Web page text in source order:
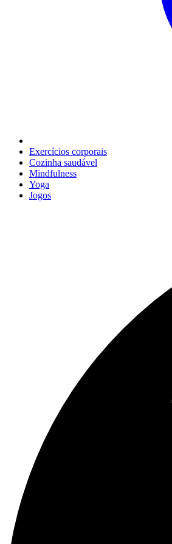
Exercícios corporais
Cozinha saudável
Mindfulness
Yoga
Jogos